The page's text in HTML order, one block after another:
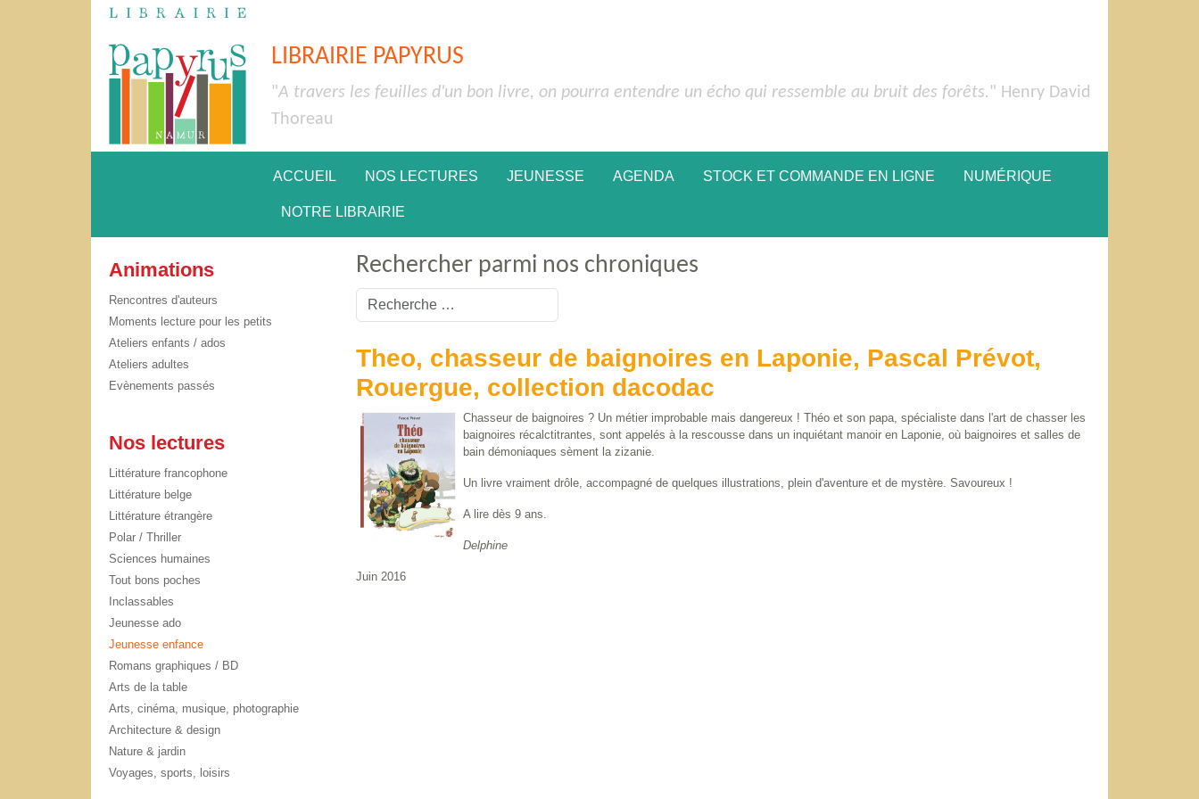
LIBRAIRIE PAPYRUS
"A travers les feuilles d'un bon livre, on pourra entendre un écho qui ressemble au bruit des forêts. " Henry David
Thoreau
ACCUEIL NOS LECTURES JEUNESSE AGENDA STOCK ET COMMANDE EN LIGNE NUMÉRIQUE
NOTRE LIBRAIRIE
Animations
Rencontres d'auteurs
Moments lecture pour les petits
Ateliers enfants / ados
Ateliers adultes
Evènements passés
Nos lectures
Littérature francophone
Littérature belge
Littérature étrangère
Polar / Thriller
Sciences humaines
Tout bons poches
Inclassables
Jeunesse ado
Jeunesse enfance
Romans graphiques / BD
Arts de la table
Arts, cinéma, musique, photographie
Architecture & design
Nature & jardin
Voyages, sports, loisirs
Rechercher parmi nos chroniques
Valider
Theo, chasseur de baignoires en Laponie, Pascal Prévot,
Rouergue, collection dacodac
Chasseur de baignoires ? Un métier improbable mais dangereux ! Théo et son papa, spécialiste dans l'art de chasser les
baignoires récalctitrantes, sont appelés à la rescousse dans un inquiétant manoir en Laponie, où baignoires et salles de
bain démoniaques sèment la zizanie.
Un livre vraiment drôle, accompagné de quelques illustrations, plein d'aventure et de mystère. Savoureux !
A lire dès 9 ans.
Delphine
Juin 2016